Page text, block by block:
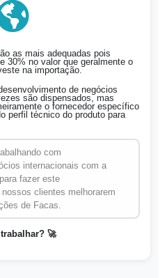
as mais adequadas pois
30% no valor que geralmente o
na importação.
de negócios
são dispensados, mas
o fornecedor específico
perfil técnico do produto para
com
internacionais com a
fazer este
clientes melhorarem
de Facas.
🚀